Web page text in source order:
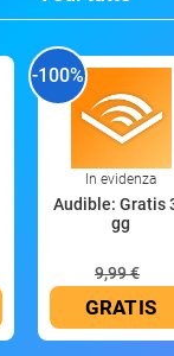
-100%
In evidenza
Audible: Gratis
gg
9,99 €
GRATIS